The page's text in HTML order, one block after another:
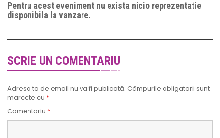
Pentru acest eveniment nu exista nicio reprezentatie
disponibila la vanzare.
SCRIE UN COMENTARIU
Adresa ta de email nu va fi publicată. Câmpurile obligatorii sunt
marcate cu *
Comentariu *